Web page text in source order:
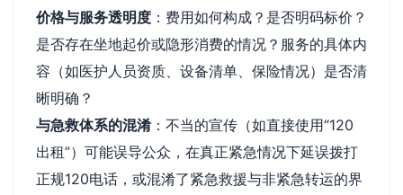
价格与服务透明度 ：费用如何构成？是否明码标价？
是否存在坐地起价或隐形消费的情况？服务的具体内
容（如医护人员资质、设备清单、保险情况）是否清
晰明确？
与急救体系的混淆 ：不当的宣传（如直接使用“120
出租”）可能误导公众，在真正紧急情况下延误拨打
正规120电话，或混淆了紧急救援与非紧急转运的界